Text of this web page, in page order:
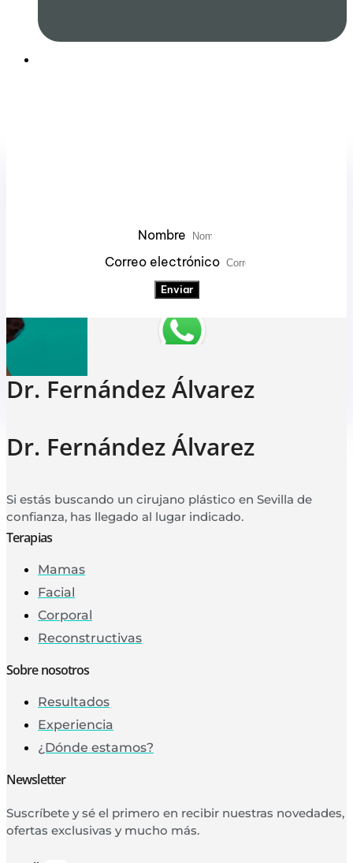
Nombre
Correo electrónico
Enviar
Dr. Fernández Álvarez
Dr. Fernández Álvarez
Si estás buscando un cirujano plástico en Sevilla de
confianza, has llegado al lugar indicado.
Terapias
Mamas
Facial
Corporal
Reconstructivas
Sobre nosotros
Resultados
Experiencia
¿Dónde estamos?
Newsletter
Suscríbete y sé el primero en recibir nuestras novedades,
ofertas exclusivas y mucho más.